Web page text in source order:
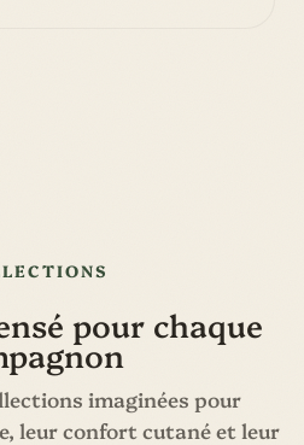
pour chaque
imaginées pour
leur confort cutané et leur